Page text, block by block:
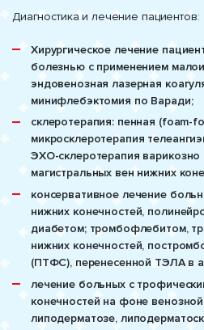
Диагностика и лечение пациентов:
Хирургическое лечение
болезнью с применением
эндовенозная лазерная
минифлебэктомия по Варади;
склеротерапия: пенная (foam-
микросклеротерапия
ЭХО-склеротерапия
магистральных вен нижних
консервативное лечение
нижних конечностей,
диабетом; тромбофлебитом,
нижних конечностей,
(ПТФС), перенесенной ТЭЛА в
лечение больных с
конечностей на фоне
липодерматозе,